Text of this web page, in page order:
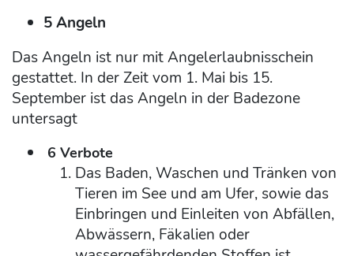
5 Angeln
Das Angeln ist nur mit Angelerlaubnisschein
gestattet. In der Zeit vom 1. Mai bis 15.
September ist das Angeln in der Badezone
untersagt
6 Verbote
Das Baden, Waschen und Tränken von
Tieren im See und am Ufer, sowie das
Einbringen und Einleiten von Abfällen,
Abwässern, Fäkalien oder